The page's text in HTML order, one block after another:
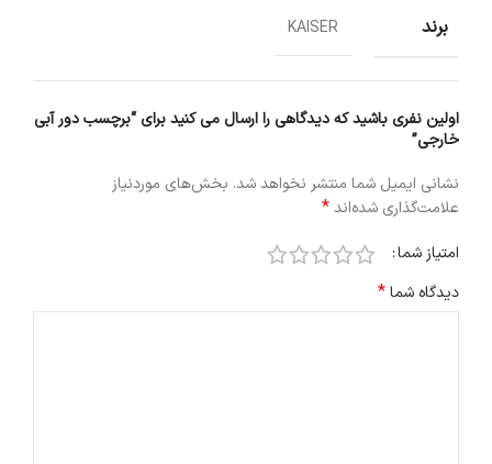
برند KAISER
اولین نفری باشید که دیدگاهی را ارسال می کنید برای “برچسب دور آبی
خارجی”
نشانی ایمیل شما منتشر نخواهد شد. بخش‌های موردنیاز
علامت‌گذاری شده‌اند*
امتیاز شما
دیدگاه شما*